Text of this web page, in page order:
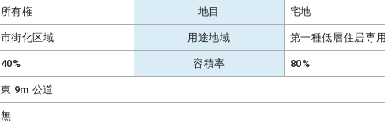
所有権 地目 宅地
市街化区域 用途地域 第一種低層住居専
40% 容積率 80%
東 9m 公道
無